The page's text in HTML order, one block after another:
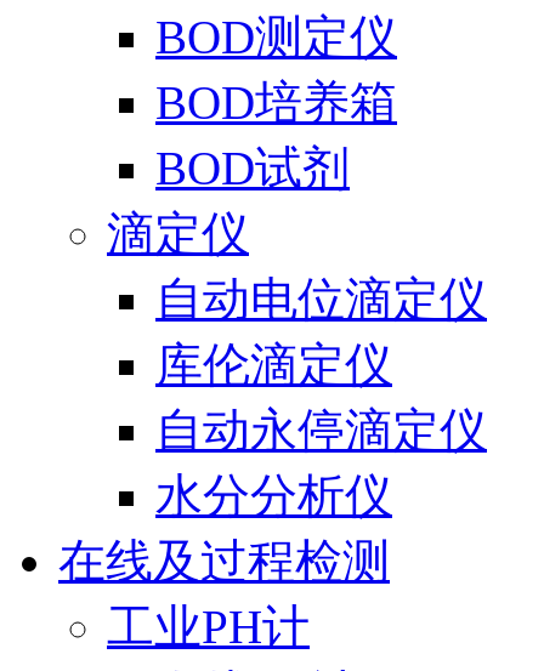
BOD测定仪
BOD培养箱
BOD试剂
滴定仪
自动电位滴定仪
库伦滴定仪
自动永停滴定仪
水分分析仪
在线及过程检测
工业PH计